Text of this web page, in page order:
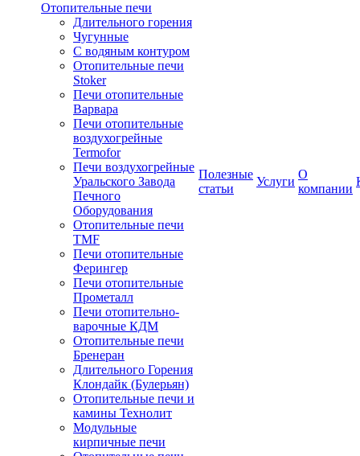
Отопительные печи
Длительного горения
Чугунные
C водяным контуром
Отопительные печи
Stoker
Печи отопительные
Варвара
Печи отопительные
воздухогрейные
Termofor
Печи воздухогрейные
Уральского Завода
Печного
Оборудования
Отопительные печи
TMF
Печи отопительные
Ферингер
Печи отопительные
Прометалл
Печи отопительно-
варочные КДМ
Отопительные печи
Бренеран
Длительного Горения
Клондайк (Булерьян)
Отопительные печи и
камины Технолит
Модульные
кирпичные печи
Полезные
статьи
Услуги
О
компании